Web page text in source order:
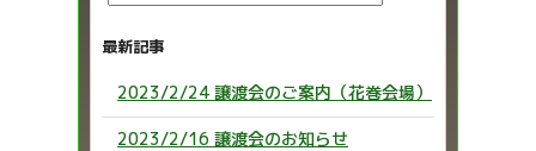
最新記事
2023/2/24 譲渡会のご案内（花巻会場）
2023/2/16 譲渡会のお知らせ